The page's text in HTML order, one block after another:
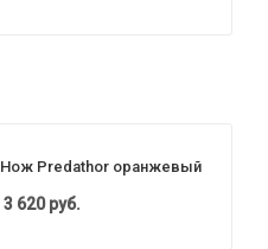
Нож Predathor оранжевый
3 620руб.